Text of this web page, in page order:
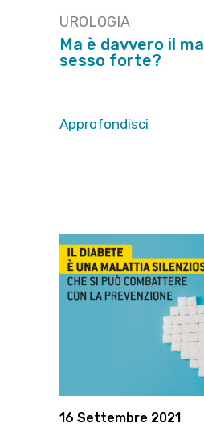
UROLOGIA
Ma è davvero il
sesso forte?
Approfondisci
16 Settembre 2021